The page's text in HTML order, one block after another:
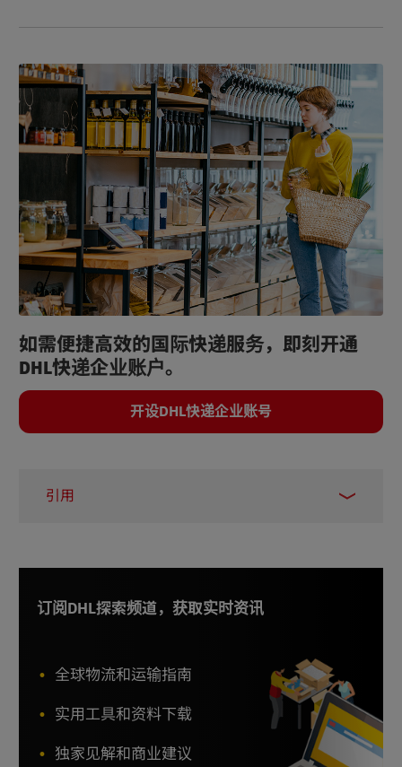
如需便捷高效的国际快递服务，即刻开通
DHL快递企业账户。
开设DHL快递企业账号
引用
订阅DHL探索频道，获取实时资讯
全球物流和运输指南
实用工具和资料下载
独家见解和商业建议